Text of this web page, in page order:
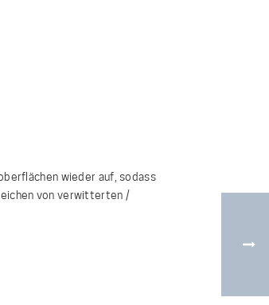
wieder auf, sodass
von verwitterten /